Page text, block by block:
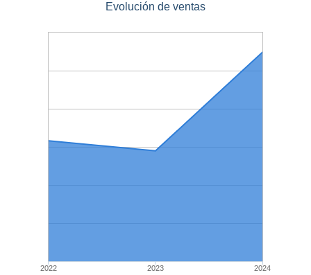
Evolución de ventas
2022 2023 2024